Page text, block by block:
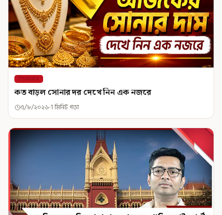
শিরোনাম
কত বাড়ল সোনার দর দেখে নিন এক নজরে
৫/৮/২০২৬ 1 মিনিট পড়া